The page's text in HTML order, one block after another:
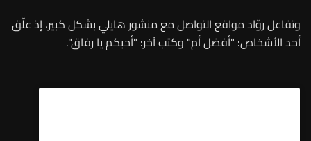
وتفاعل روّاد مواقع التواصل مع منشور هايلي بشكل كبير، إذ علّق
أحد الأشخاص: "أفضل أم" وكتب آخر: "أحبكم يا رفاق".